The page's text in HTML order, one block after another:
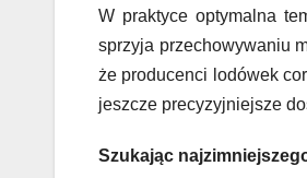
W praktyce optymalna
sprzyja przechowywaniu
że producenci lodówek
jeszcze precyzyjniejsze
Szukając